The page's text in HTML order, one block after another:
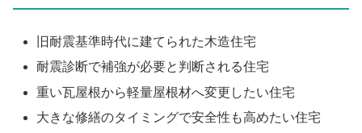
旧耐震基準時代に建てられた木造住宅
耐震診断で補強が必要と判断される住宅
重い瓦屋根から軽量屋根材へ変更したい住宅
大きな修繕のタイミングで安全性も高めたい住宅